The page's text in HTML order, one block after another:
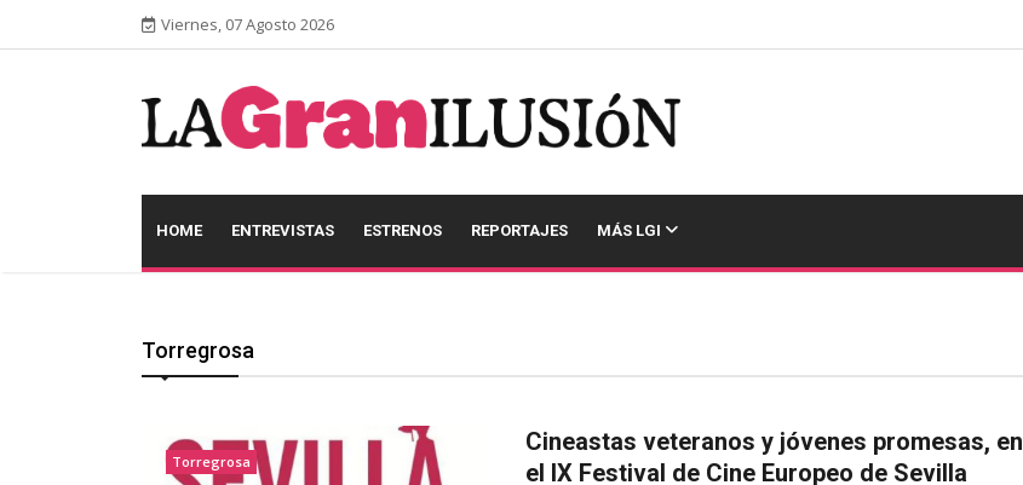
Viernes, 07 Agosto 2026
HOME ENTREVISTAS ESTRENOS REPORTAJES MÁS LGI
Torregrosa
Torregrosa
Cineastas veteranos y jóvenes promesas, en
el IX Festival de Cine Europeo de Sevilla